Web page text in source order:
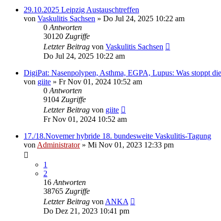
29.10.2025 Leipzig Austauschtreffen
von Vaskulitis Sachsen » Do Jul 24, 2025 10:22 am
0 Antworten
30120 Zugriffe
Letzter Beitrag von Vaskulitis Sachsen
Do Jul 24, 2025 10:22 am
DigiPat: Nasenpolypen, Asthma, EGPA, Lupus: Was stoppt
von giite » Fr Nov 01, 2024 10:52 am
0 Antworten
9104 Zugriffe
Letzter Beitrag von giite
Fr Nov 01, 2024 10:52 am
17./18.Novemer hybride 18. bundesweite Vaskulitis-Tagung
von Administrator» Mi Nov 01, 2023 12:33 pm
1
2
16 Antworten
38765 Zugriffe
Letzter Beitrag von ANKA
Do Dez 21, 2023 10:41 pm